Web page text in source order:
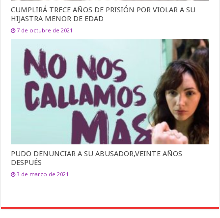
CUMPLIRÁ TRECE AÑOS DE PRISIÓN POR VIOLAR A SU
HIJASTRA MENOR DE EDAD
7 de octubre de 2021
PUDO DENUNCIAR A SU ABUSADOR,VEINTE AÑOS
DESPUÉS
3 de marzo de 2021